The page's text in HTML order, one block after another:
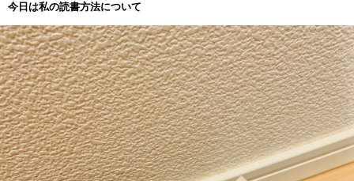
今日は私の読書方法について